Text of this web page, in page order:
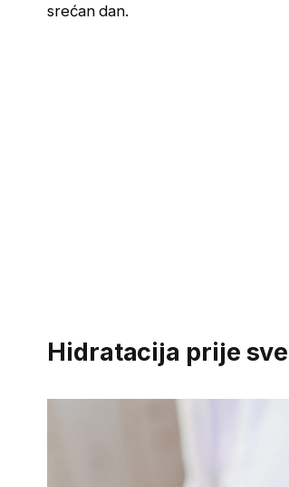
srećan dan.
Hidratacija prije